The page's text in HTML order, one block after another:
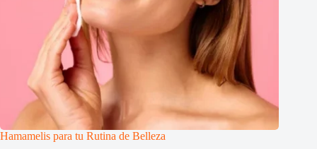
Hamamelis para tu Rutina de Belleza